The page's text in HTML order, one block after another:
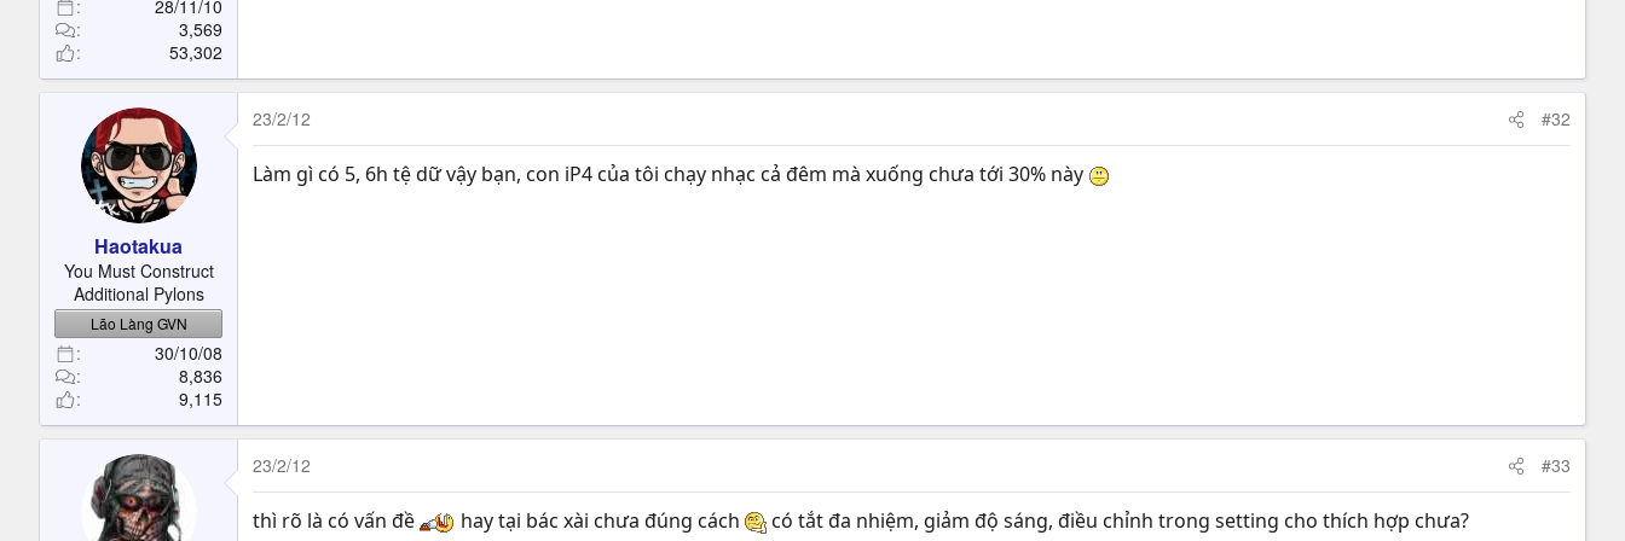
28/11/10
3,569
53,302
Haotakua
You Must Construct
Additional Pylons
Lão Làng GVN
30/10/08
8,836
9,115
23/2/12 #32
Làm gì có 5, 6h tệ dữ vậy bạn, con iP4 của tôi chạy nhạc cả đêm mà xuống chưa tới 30% này
23/2/12 #33
thì rõ là có vấn đề hay tại bác xài chưa đúng cách có tắt đa nhiệm, giảm độ sáng, điều chỉnh trong setting cho thích hợp chưa?